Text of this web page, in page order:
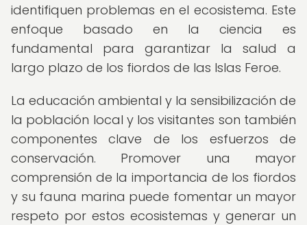
identifiquen problemas en el ecosistema. Este
enfoque basado en la ciencia es
fundamental para garantizar la salud a
largo plazo de los fiordos de las Islas Feroe.
La educación ambiental y la sensibilización de
la población local y los visitantes son también
componentes clave de los esfuerzos de
conservación. Promover una mayor
comprensión de la importancia de los fiordos
y su fauna marina puede fomentar un mayor
respeto por estos ecosistemas y generar un